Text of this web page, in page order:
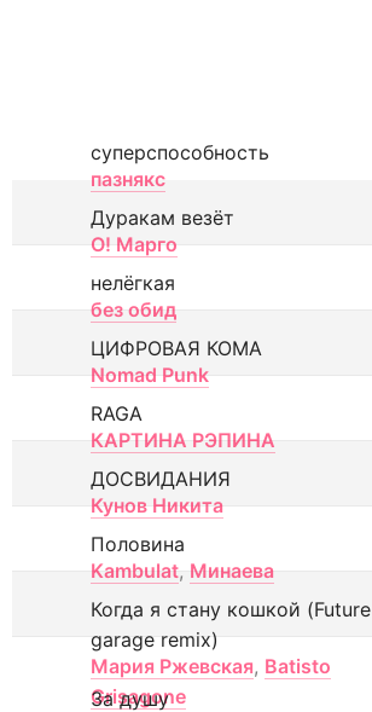
суперспособность
пазнякс
Дуракам везёт
О! Марго
нелёгкая
без обид
ЦИФРОВАЯ КОМА
Nomad Punk
RAGA
КАРТИНА РЭПИНА
ДОСВИДАНИЯ
Кунов Никита
Половина
Kambulat, Минаева
Когда я стану кошкой (Future
garage remix)
Мария Ржевская, Batisto
Grisagone
За душу